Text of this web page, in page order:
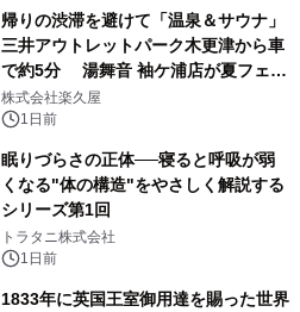
帰りの渋滞を避けて「温泉＆サウナ」
三井アウトレットパーク木更津から車
で約5分 湯舞音 袖ケ浦店が夏フェア
メニューを提供
株式会社楽久屋
1日前
眠りづらさの正体──寝ると呼吸が弱
くなる"体の構造"をやさしく解説する
シリーズ第1回
トラタニ株式会社
1日前
1833年に英国王室御用達を賜った世界